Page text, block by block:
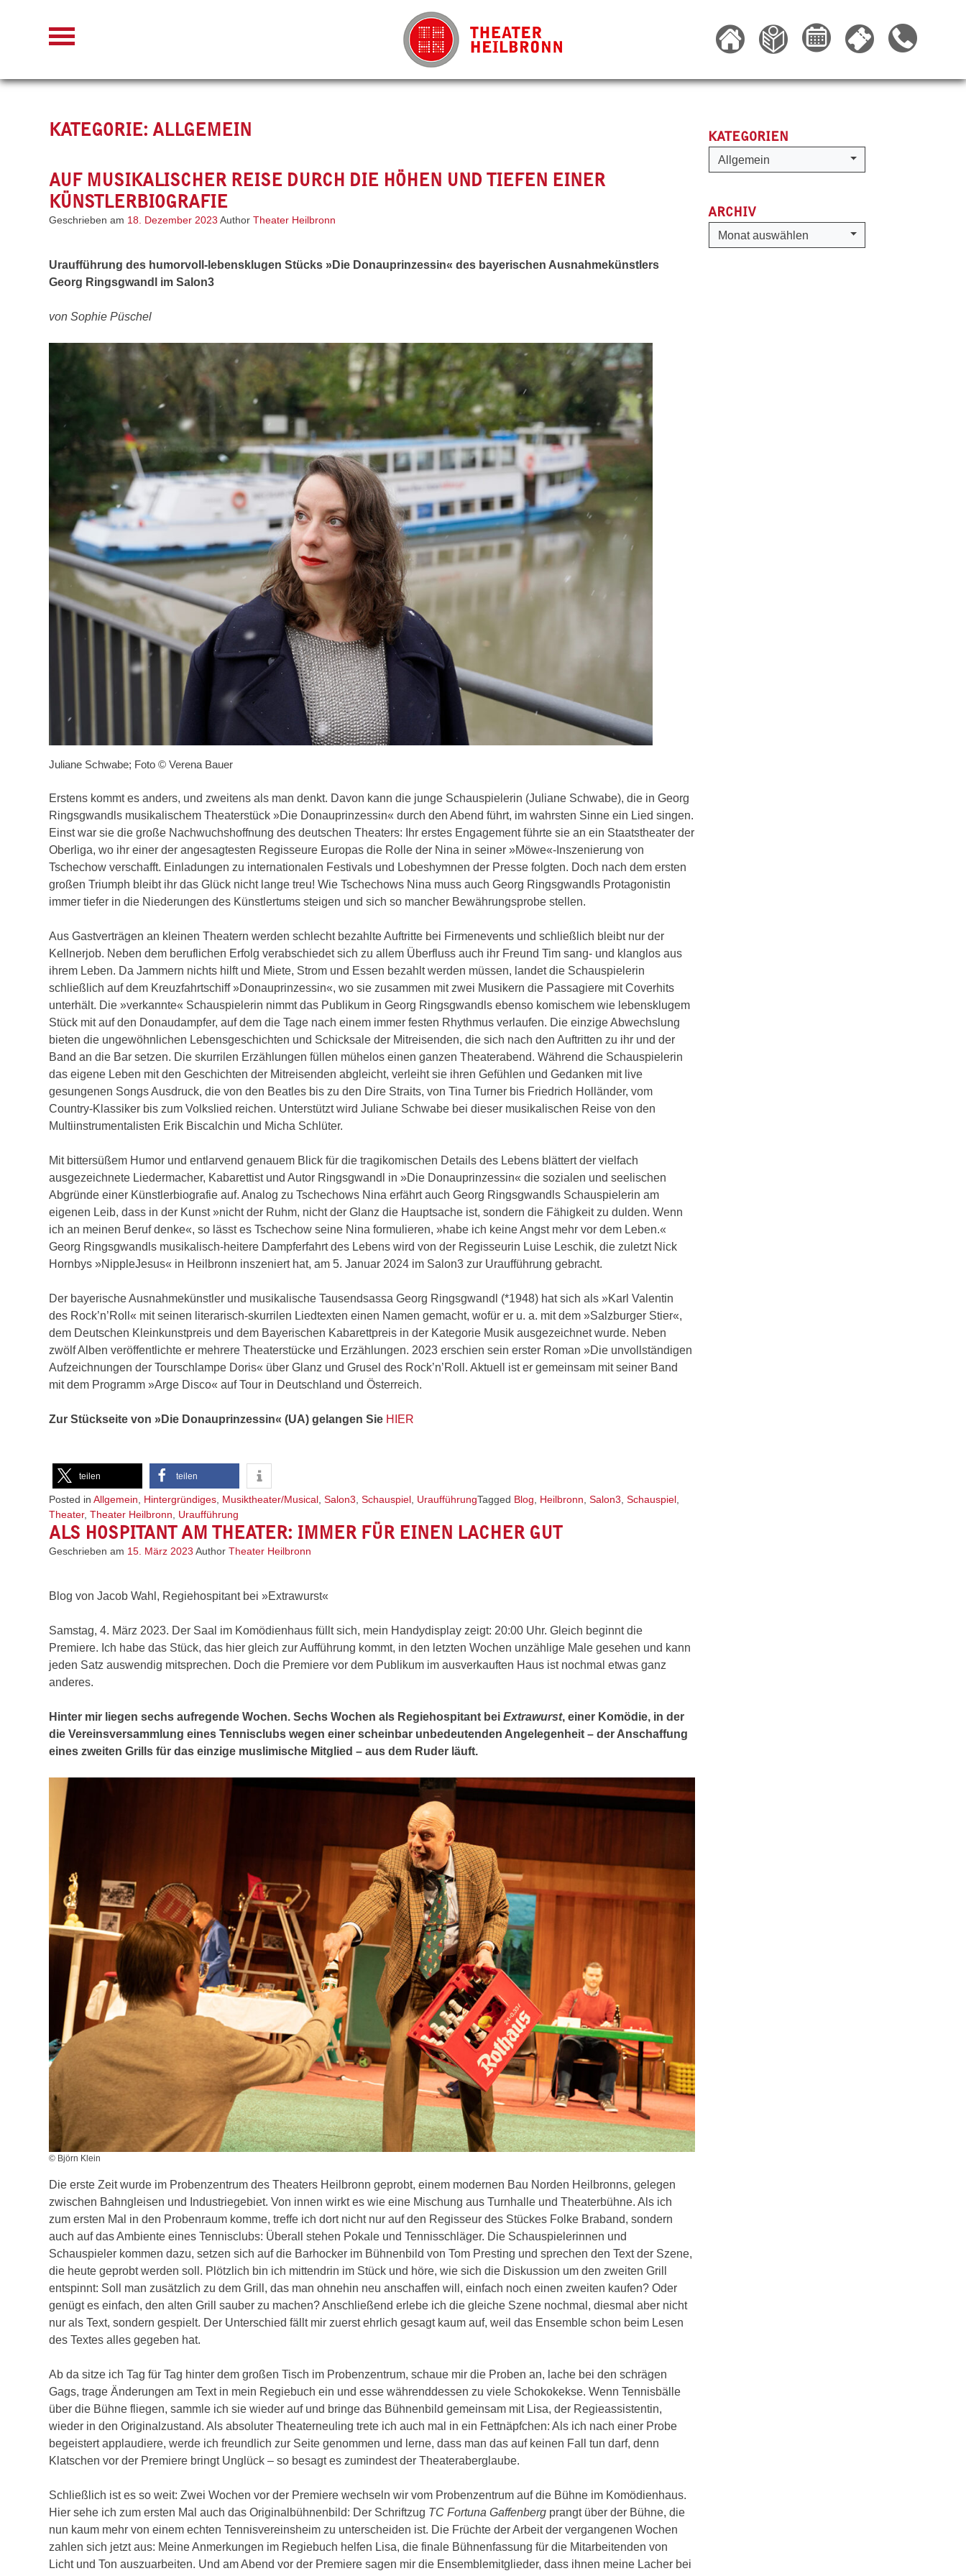
KATEGORIE: ALLGEMEIN
AUF MUSIKALISCHER REISE DURCH DIE HÖHEN UND TIEFEN EINER
KÜNSTLERBIOGRAFIE
Geschrieben am 18. Dezember 2023 Author Theater Heilbronn
Uraufführung des humorvoll-lebensklugen Stücks »Die Donauprinzessin« des bayerischen Ausnahmekünstlers
Georg Ringsgwandl im Salon3
von Sophie Püschel
Juliane Schwabe; Foto © Verena Bauer
Erstens kommt es anders, und zweitens als man denkt. Davon kann die junge Schauspielerin (Juliane Schwabe), die in Georg
Ringsgwandls musikalischem Theaterstück »Die Donauprinzessin« durch den Abend führt, im wahrsten Sinne ein Lied singen.
Einst war sie die große Nachwuchshoffnung des deutschen Theaters: Ihr erstes Engagement führte sie an ein Staatstheater der
Oberliga, wo ihr einer der angesagtesten Regisseure Europas die Rolle der Nina in seiner »Möwe«-Inszenierung von
Tschechow verschafft. Einladungen zu internationalen Festivals und Lobeshymnen der Presse folgten. Doch nach dem ersten
großen Triumph bleibt ihr das Glück nicht lange treu! Wie Tschechows Nina muss auch Georg Ringsgwandls Protagonistin
immer tiefer in die Niederungen des Künstlertums steigen und sich so mancher Bewährungsprobe stellen.
Aus Gastverträgen an kleinen Theatern werden schlecht bezahlte Auftritte bei Firmenevents und schließlich bleibt nur der
Kellnerjob. Neben dem beruflichen Erfolg verabschiedet sich zu allem Überfluss auch ihr Freund Tim sang- und klanglos aus
ihrem Leben. Da Jammern nichts hilft und Miete, Strom und Essen bezahlt werden müssen, landet die Schauspielerin
schließlich auf dem Kreuzfahrtschiff »Donauprinzessin«, wo sie zusammen mit zwei Musikern die Passagiere mit Coverhits
unterhält. Die »verkannte« Schauspielerin nimmt das Publikum in Georg Ringsgwandls ebenso komischem wie lebensklugem
Stück mit auf den Donaudampfer, auf dem die Tage nach einem immer festen Rhythmus verlaufen. Die einzige Abwechslung
bieten die ungewöhnlichen Lebensgeschichten und Schicksale der Mitreisenden, die sich nach den Auftritten zu ihr und der
Band an die Bar setzen. Die skurrilen Erzählungen füllen mühelos einen ganzen Theaterabend. Während die Schauspielerin
das eigene Leben mit den Geschichten der Mitreisenden abgleicht, verleiht sie ihren Gefühlen und Gedanken mit live
gesungenen Songs Ausdruck, die von den Beatles bis zu den Dire Straits, von Tina Turner bis Friedrich Holländer, vom
Country-Klassiker bis zum Volkslied reichen. Unterstützt wird Juliane Schwabe bei dieser musikalischen Reise von den
Multiinstrumentalisten Erik Biscalchin und Micha Schlüter.
Mit bittersüßem Humor und entlarvend genauem Blick für die tragikomischen Details des Lebens blättert der vielfach
ausgezeichnete Liedermacher, Kabarettist und Autor Ringsgwandl in »Die Donauprinzessin« die sozialen und seelischen
Abgründe einer Künstlerbiografie auf. Analog zu Tschechows Nina erfährt auch Georg Ringsgwandls Schauspielerin am
eigenen Leib, dass in der Kunst »nicht der Ruhm, nicht der Glanz die Hauptsache ist, sondern die Fähigkeit zu dulden. Wenn
ich an meinen Beruf denke«, so lässt es Tschechow seine Nina formulieren, »habe ich keine Angst mehr vor dem Leben.«
Georg Ringsgwandls musikalisch-heitere Dampferfahrt des Lebens wird von der Regisseurin Luise Leschik, die zuletzt Nick
Hornbys »NippleJesus« in Heilbronn inszeniert hat, am 5. Januar 2024 im Salon3 zur Uraufführung gebracht.
Der bayerische Ausnahmekünstler und musikalische Tausendsassa Georg Ringsgwandl (*1948) hat sich als »Karl Valentin
des Rock’n’Roll« mit seinen literarisch-skurrilen Liedtexten einen Namen gemacht, wofür er u. a. mit dem »Salzburger Stier«,
dem Deutschen Kleinkunstpreis und dem Bayerischen Kabarettpreis in der Kategorie Musik ausgezeichnet wurde. Neben
zwölf Alben veröffentlichte er mehrere Theaterstücke und Erzählungen. 2023 erschien sein erster Roman »Die unvollständigen
Aufzeichnungen der Tourschlampe Doris« über Glanz und Grusel des Rock’n’Roll. Aktuell ist er gemeinsam mit seiner Band
mit dem Programm »Arge Disco« auf Tour in Deutschland und Österreich.
Zur Stückseite von »Die Donauprinzessin« (UA) gelangen Sie HIER
teilen teilen
Posted in Allgemein, Hintergründiges, Musiktheater/Musical, Salon3, Schauspiel, UraufführungTagged Blog, Heilbronn, Salon3, Schauspiel,
Theater, Theater Heilbronn, Uraufführung
ALS HOSPITANT AM THEATER: IMMER FÜR EINEN LACHER GUT
Geschrieben am 15. März 2023 Author Theater Heilbronn
Blog von Jacob Wahl, Regiehospitant bei »Extrawurst«
Samstag, 4. März 2023. Der Saal im Komödienhaus füllt sich, mein Handydisplay zeigt: 20:00 Uhr. Gleich beginnt die
Premiere. Ich habe das Stück, das hier gleich zur Aufführung kommt, in den letzten Wochen unzählige Male gesehen und kann
jeden Satz auswendig mitsprechen. Doch die Premiere vor dem Publikum im ausverkauften Haus ist nochmal etwas ganz
anderes.
Hinter mir liegen sechs aufregende Wochen. Sechs Wochen als Regiehospitant bei Extrawurst, einer Komödie, in der
die Vereinsversammlung eines Tennisclubs wegen einer scheinbar unbedeutenden Angelegenheit – der Anschaffung
eines zweiten Grills für das einzige muslimische Mitglied – aus dem Ruder läuft.
© Björn Klein
Die erste Zeit wurde im Probenzentrum des Theaters Heilbronn geprobt, einem modernen Bau Norden Heilbronns, gelegen
zwischen Bahngleisen und Industriegebiet. Von innen wirkt es wie eine Mischung aus Turnhalle und Theaterbühne. Als ich
zum ersten Mal in den Probenraum komme, treffe ich dort nicht nur auf den Regisseur des Stückes Folke Braband, sondern
auch auf das Ambiente eines Tennisclubs: Überall stehen Pokale und Tennisschläger. Die Schauspielerinnen und
Schauspieler kommen dazu, setzen sich auf die Barhocker im Bühnenbild von Tom Presting und sprechen den Text der Szene,
die heute geprobt werden soll. Plötzlich bin ich mittendrin im Stück und höre, wie sich die Diskussion um den zweiten Grill
entspinnt: Soll man zusätzlich zu dem Grill, das man ohnehin neu anschaffen will, einfach noch einen zweiten kaufen? Oder
genügt es einfach, den alten Grill sauber zu machen? Anschließend erlebe ich die gleiche Szene nochmal, diesmal aber nicht
nur als Text, sondern gespielt. Der Unterschied fällt mir zuerst ehrlich gesagt kaum auf, weil das Ensemble schon beim Lesen
des Textes alles gegeben hat.
Ab da sitze ich Tag für Tag hinter dem großen Tisch im Probenzentrum, schaue mir die Proben an, lache bei den schrägen
Gags, trage Änderungen am Text in mein Regiebuch ein und esse währenddessen zu viele Schokokekse. Wenn Tennisbälle
über die Bühne fliegen, sammle ich sie wieder auf und bringe das Bühnenbild gemeinsam mit Lisa, der Regieassistentin,
wieder in den Originalzustand. Als absoluter Theaterneuling trete ich auch mal in ein Fettnäpfchen: Als ich nach einer Probe
begeistert applaudiere, werde ich freundlich zur Seite genommen und lerne, dass man das auf keinen Fall tun darf, denn
Klatschen vor der Premiere bringt Unglück – so besagt es zumindest der Theateraberglaube.
Schließlich ist es so weit: Zwei Wochen vor der Premiere wechseln wir vom Probenzentrum auf die Bühne im Komödienhaus.
Hier sehe ich zum ersten Mal auch das Originalbühnenbild: Der Schriftzug TC Fortuna Gaffenberg prangt über der Bühne, die
nun kaum mehr von einem echten Tennisvereinsheim zu unterscheiden ist. Die Früchte der Arbeit der vergangenen Wochen
zahlen sich jetzt aus: Meine Anmerkungen im Regiebuch helfen Lisa, die finale Bühnenfassung für die Mitarbeitenden von
Licht und Ton auszuarbeiten. Und am Abend vor der Premiere sagen mir die Ensemblemitglieder, dass ihnen meine Lacher bei
KATEGORIEN
Kategorien
Allgemein
ARCHIV
Archiv
Monat auswählen